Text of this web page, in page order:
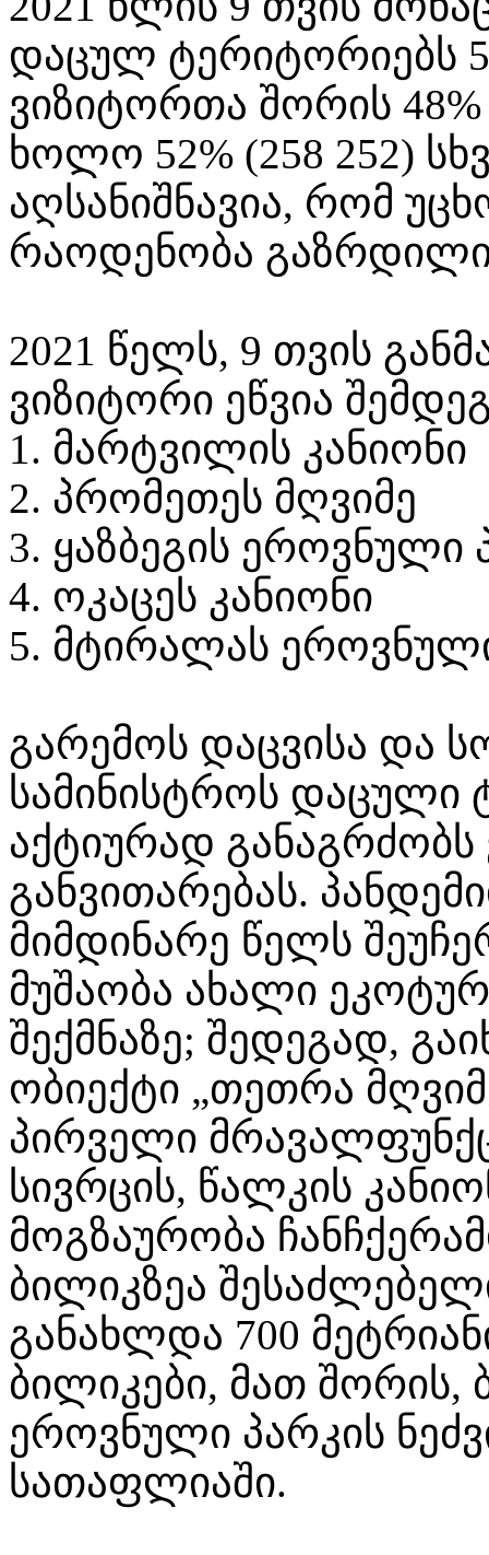
დაცულ ტერიტორიებს
ვიზიტორთა შორის
ხოლო 52% (258 252)
აღსანიშნავია, რომ
რაოდენობა
2021 წელს, 9 თვის
ვიზიტორი ეწვია
1. მარტვილის კანიონი
2. პრომეთეს მღვიმე
3. ყაზბეგის ეროვნული
4. ოკაცეს კანიონი
5. მტირალას
გარემოს დაცვისა და
სამინისტროს დაცული
აქტიურად განაგრძობს
განვითარებას.
მიმდინარე წელს
მუშაობა ახალი
შექმნაზე; შედეგად,
ობიექტი „თეთრა
პირველი
სივრცის, წალკის
მოგზაურობა
ბილიკზეა
განახლდა 700
ბილიკები, მათ
ეროვნული პარკის
სათაფლიაში.